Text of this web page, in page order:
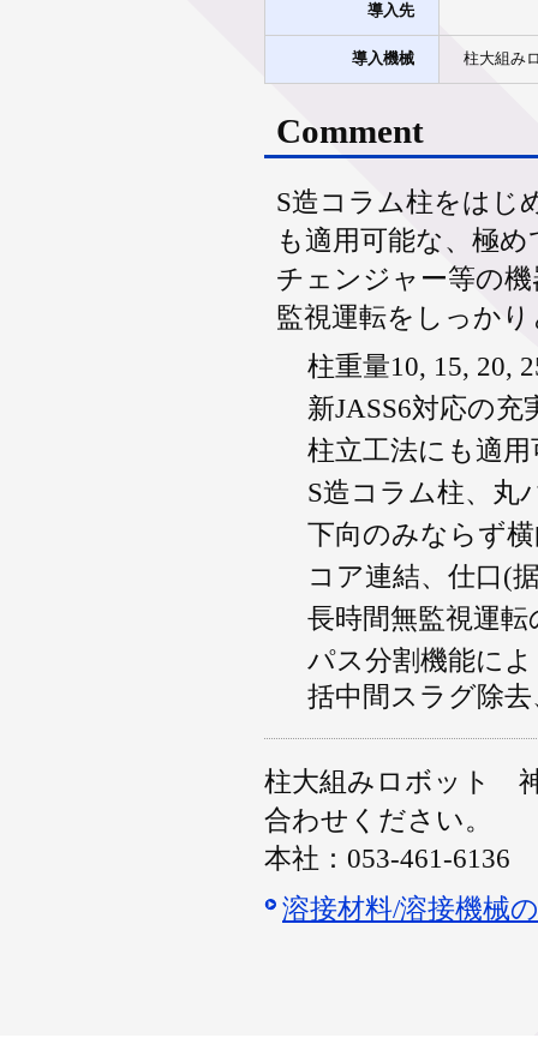
導入先
導入機械 柱大組み
Comment
S造コラム柱をはじ
も適用可能な、極
チェンジャー等の
監視運転をしっか
柱重量10, 15, 20,
新JASS6対応の
柱立工法にも適
S造コラム柱、丸
下向のみならず
コア連結、仕口(
長時間無監視運
パス分割機能に
括中間スラグ除
柱大組みロボット
合わせください。
本社：053-461-6136
溶接材料/溶接機械